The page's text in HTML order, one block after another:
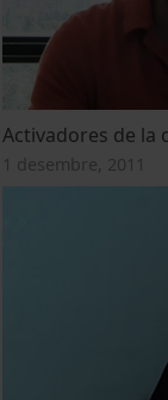
Activadores de la
1 desembre, 2011